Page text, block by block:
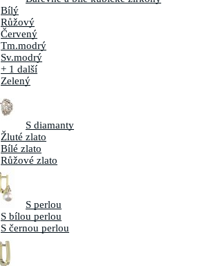
Bílý
Růžový
Červený
Tm.modrý
Sv.modrý
+ 1 další
Zelený
S diamanty
Žluté zlato
Bílé zlato
Růžové zlato
S perlou
S bílou perlou
S černou perlou